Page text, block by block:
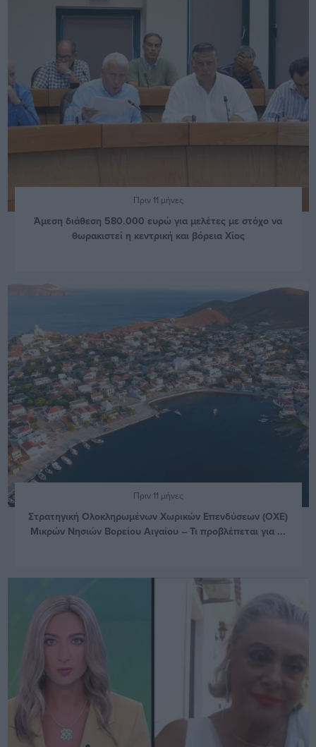
Πριν 11 μήνες
Άμεση διάθεση 580.000 ευρώ για μελέτες με στόχο να
θωρακιστεί η κεντρική και βόρεια Χίος
Πριν 11 μήνες
Στρατηγική Ολοκληρωμένων Χωρικών Επενδύσεων (ΟΧΕ)
Μικρών Νησιών Βορείου Αιγαίου – Τι προβλέπεται για ...